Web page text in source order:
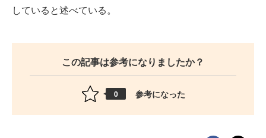
していると述べている。
この記事は参考になりましたか？
0 参考になった